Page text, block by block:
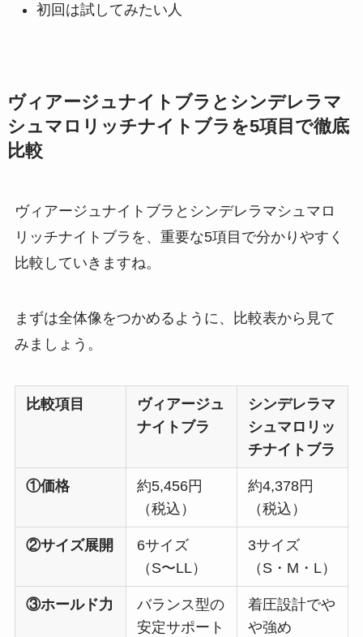
初回は試してみたい人
ヴィアージュナイトブラとシンデレラマ
シュマロリッチナイトブラを5項目で徹底
比較
ヴィアージュナイトブラとシンデレラマシュマロ
リッチナイトブラを、重要な5項目で分かりやすく
比較していきますね。
まずは全体像をつかめるように、比較表から見て
みましょう。
比較項目
ヴィアージュ
ナイトブラ
シンデレラマ
シュマロリッ
チナイトブラ
①価格
約5,456円
（税込）
約4,378円
（税込）
②サイズ展開
6サイズ
（S〜LL）
3サイズ
（S・M・L）
③ホールド力
バランス型の
安定サポート
着圧設計でや
や強め